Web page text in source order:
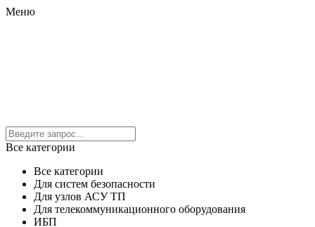
Меню
Все категории
Все категории
Для систем безопасности
Для узлов АСУ ТП
Для телекоммуникационного оборудования
ИБП